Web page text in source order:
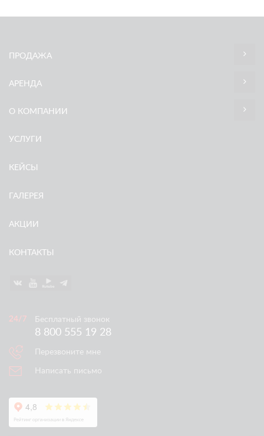
ПРОДАЖА
АРЕНДА
О КОМПАНИИ
УСЛУГИ
КЕЙСЫ
ГАЛЕРЕЯ
АКЦИИ
КОНТАКТЫ
Бесплатный звонок
8 800 555 19 28
Перезвоните мне
Написать письмо